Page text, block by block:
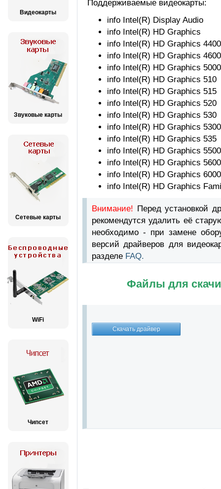
Видеокарты
Звуковые карты
Сетевые карты
WiFi
Чипсет
Поддерживаемые видеокарты:
info Intel(R) Display Audio
info Intel(R) HD Graphics
info Intel(R) HD Graphics 4400
info Intel(R) HD Graphics 4600
info Intel(R) HD Graphics 5000
info Intel(R) HD Graphics 510
info Intel(R) HD Graphics 515
info Intel(R) HD Graphics 520
info Intel(R) HD Graphics 530
info Intel(R) HD Graphics 5300
info Intel(R) HD Graphics 535
info Intel(R) HD Graphics 5500
info Intel(R) HD Graphics 5600
info Intel(R) HD Graphics 6000
info Intel(R) HD Graphics
Внимание! Перед установкой
рекомендутся удалить её
необходимо - при замене
версий драйверов для
разделе FAQ.
Файлы для